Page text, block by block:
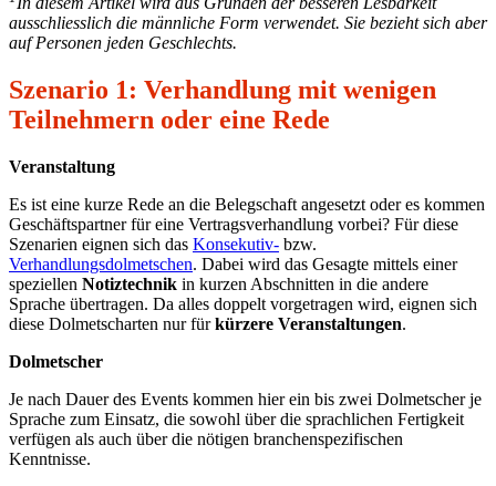
ausschliesslich die männliche Form verwendet. Sie bezieht sich aber
auf Personen jeden Geschlechts.
Szenario 1: Verhandlung mit wenigen
Teilnehmern oder eine Rede
Veranstaltung
Es ist eine kurze Rede an die Belegschaft angesetzt oder es kommen
Geschäftspartner für eine Vertragsverhandlung vorbei? Für diese
Szenarien eignen sich das Konsekutiv- bzw.
Verhandlungsdolmetschen. Dabei wird das Gesagte mittels einer
speziellen Notiztechnik in kurzen Abschnitten in die andere
Sprache übertragen. Da alles doppelt vorgetragen wird, eignen sich
diese Dolmetscharten nur fürkürzere Veranstaltungen.
Dolmetscher
Je nach Dauer des Events kommen hier ein bis zwei Dolmetscher je
Sprache zum Einsatz, die sowohl über die sprachlichen Fertigkeit
verfügen als auch über die nötigen branchenspezifischen
Kenntnisse.